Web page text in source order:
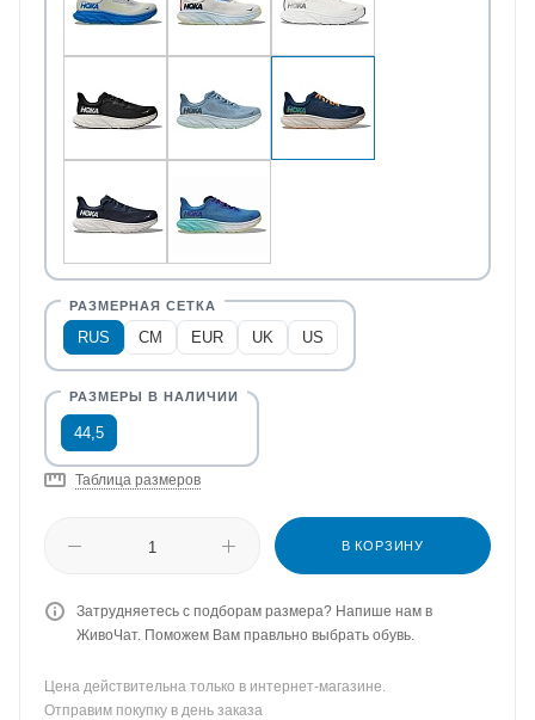
RUS CM EUR UK US
44,5
Таблица размеров
В КОРЗИНУ
Затрудняетесь с подборам размера? Напише нам в
ЖивоЧат. Поможем Вам правльно выбрать обувь.
Цена действительна только в интернет-магазине.
Отправим покупку в день заказа